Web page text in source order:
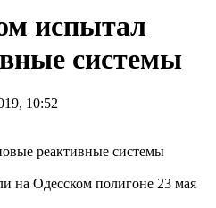
испытал
системы
10:52
на Одесском полигоне 23 мая